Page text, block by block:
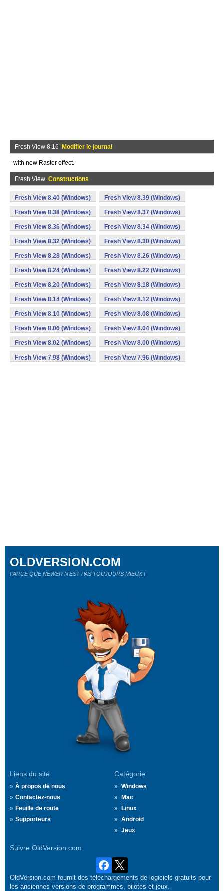
Fresh View 8.16 Modifier le journal
- with new Raster effect.
Fresh View Constructions
Fresh View 8.40 (Windows) Fresh View 8.39 (Windows)
Fresh View 8.38 (Windows) Fresh View 8.37 (Windows)
Fresh View 8.36 (Windows) Fresh View 8.34 (Windows)
Fresh View 8.32 (Windows) Fresh View 8.30 (Windows)
Fresh View 8.28 (Windows) Fresh View 8.26 (Windows)
Fresh View 8.24 (Windows) Fresh View 8.22 (Windows)
Fresh View 8.20 (Windows) Fresh View 8.18 (Windows)
Fresh View 8.14 (Windows) Fresh View 8.12 (Windows)
Fresh View 8.10 (Windows) Fresh View 8.08 (Windows)
Fresh View 8.06 (Windows) Fresh View 8.04 (Windows)
Fresh View 8.02 (Windows) Fresh View 8.00 (Windows)
Fresh View 7.98 (Windows) Fresh View 7.96 (Windows)
Liens du site
À propos de nous
Contactez-nous
Feuille de route
Supporteurs
Catégorie
Windows
Mac
Linux
Android
Jeux
Suivre OldVersion.com
OLDVERSION.COM
PARCE QUE NEWER N'EST PAS TOUJOURS MIEUX !
OldVersion.com fournit des téléchargements de logiciels gratuits pour
les anciennes versions de programmes, pilotes et jeux.